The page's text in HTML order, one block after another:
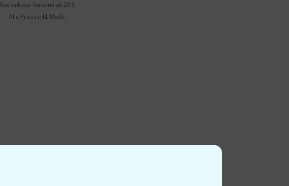
Kostenloser Versand ab 29 €
Alle Preise inkl. MwSt.